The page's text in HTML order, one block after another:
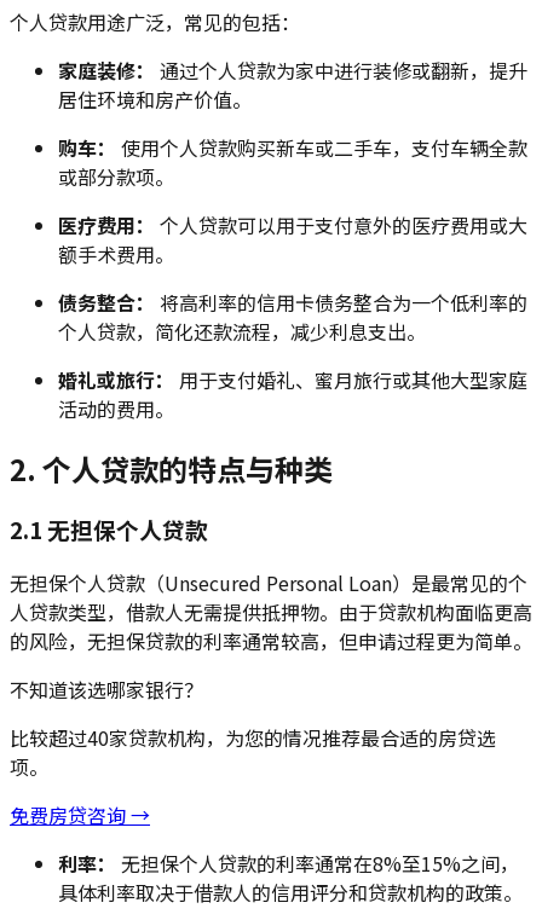
个人贷款用途广泛，常见的包括：
家庭装修：
通过个人贷款为家中进行装修或翻新，提升
居住环境和房产价值。
购车：
使用个人贷款购买新车或二手车，支付车辆全款
或部分款项。
医疗费用：
个人贷款可以用于支付意外的医疗费用或大
额手术费用。
债务整合：
将高利率的信用卡债务整合为一个低利率的
个人贷款，简化还款流程，减少利息支出。
婚礼或旅行：
用于支付婚礼、蜜月旅行或其他大型家庭
活动的费用。
2. 个人贷款的特点与种类
2.1 无担保个人贷款
无担保个人贷款（Unsecured Personal Loan）是最常见的个
人贷款类型，借款人无需提供抵押物。由于贷款机构面临更高
的风险，无担保贷款的利率通常较高，但申请过程更为简单。
不知道该选哪家银行？
比较超过40家贷款机构，为您的情况推荐最合适的房贷选
项。
免费房贷咨询 →
利率：
无担保个人贷款的利率通常在8%至15%之间，
具体利率取决于借款人的信用评分和贷款机构的政策。